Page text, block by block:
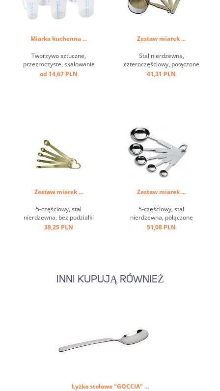
Miarka kuchenna ...
Tworzywo sztuczne,
przezroczyste, skalowanie
w l i ml ...
od 14,67 PLN
Zestaw miarek ...
Stal nierdzewna,
czteroczęściowy, połączone
obręczą, 59 ml- 1/4, 78 ml-
41,31 PLN
Zestaw miarek ...
5-częściowy, stal
nierdzewna, bez podziałki
na gramy, połączone
38,25 PLN
Zestaw miarek ...
5-częściowy, stal
nierdzewna, połączone
pierścieniem, 0,625 ml -1/8
51,08 PLN
INNI KUPUJĄ RÓWNIEŻ
Łyżka stołowa "GOCCIA" ...